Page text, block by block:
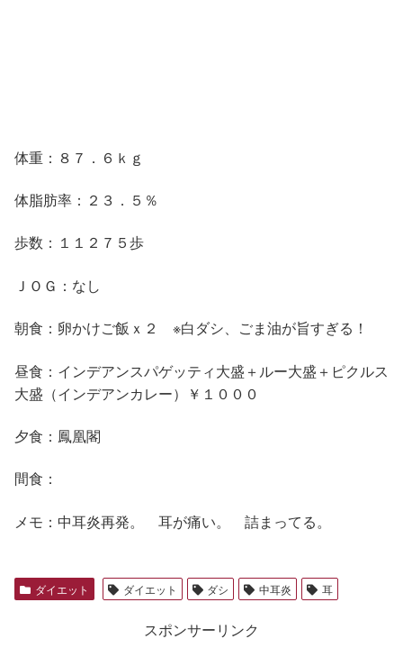
体重：８７．６ｋｇ
体脂肪率：２３．５％
歩数：１１２７５歩
ＪＯＧ：なし
朝食：卵かけご飯ｘ２ ※白ダシ、ごま油が旨すぎる！
昼食：インデアンスパゲッティ大盛＋ルー大盛＋ピクルス
大盛（インデアンカレー）￥１０００
夕食：鳳凰閣
間食：
メモ：中耳炎再発。 耳が痛い。 詰まってる。
ダイエット ダイエット ダシ 中耳炎 耳
スポンサーリンク